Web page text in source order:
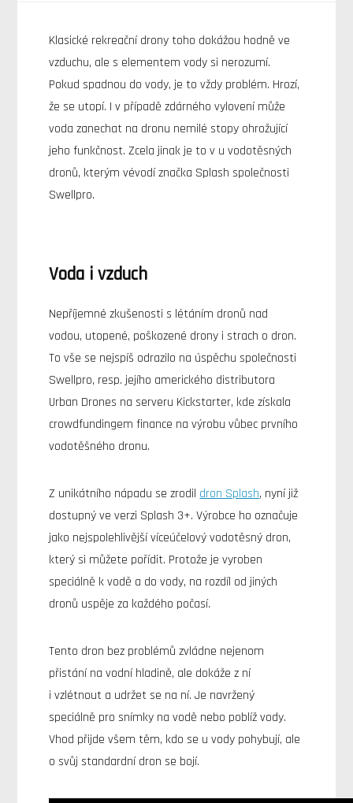
Klasické rekreační drony toho dokážou hodně ve
vzduchu, ale s elementem vody si nerozumí.
Pokud spadnou do vody, je to vždy problém. Hrozí,
že se utopí. I v případě zdárného vylovení může
voda zanechat na dronu nemilé stopy ohrožující
jeho funkčnost. Zcela jinak je to v u vodotěsných
dronů, kterým vévodí značka Splash společnosti
Swellpro.
Voda i vzduch
Nepříjemné zkušenosti s létáním dronů nad
vodou, utopené, poškozené drony i strach o dron.
To vše se nejspíš odrazilo na úspěchu společnosti
Swellpro, resp. jejího amerického distributora
Urban Drones na serveru Kickstarter, kde získala
crowdfundingem finance na výrobu vůbec prvního
vodotěšného dronu.
Z unikátního nápadu se zrodil dron Splash, nyní již
dostupný ve verzi Splash 3+. Výrobce ho označuje
jako nejspolehlivější víceúčelový vodotěsný dron,
který si můžete pořídit. Protože je vyroben
speciálně k vodě a do vody, na rozdíl od jiných
dronů uspěje za každého počasí.
Tento dron bez problémů zvládne nejenom
přistání na vodní hladině, ale dokáže z ní
i vzlétnout a udržet se na ní. Je navržený
speciálně pro snímky na vodě nebo poblíž vody.
Vhod přijde všem těm, kdo se u vody pohybují, ale
o svůj standardní dron se bojí.